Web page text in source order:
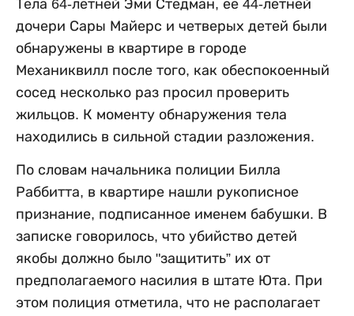
Тела 64-летней Эми Стедман, ее 44-летней
дочери Сары Майерс и четверых детей были
обнаружены в квартире в городе
Механиквилл после того, как обеспокоенный
сосед несколько раз просил проверить
жильцов. К моменту обнаружения тела
находились в сильной стадии разложения.
По словам начальника полиции Билла
Раббитта, в квартире нашли рукописное
признание, подписанное именем бабушки. В
записке говорилось, что убийство детей
якобы должно было "защитить” их от
предполагаемого насилия в штате Юта. При
этом полиция отметила, что не располагает